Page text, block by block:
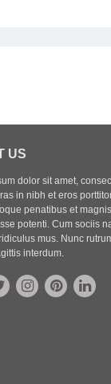
US
dolor sit amet,
in nibh et eros
penatibus et
potenti. Cum sociis
mus. Nunc
interdum.